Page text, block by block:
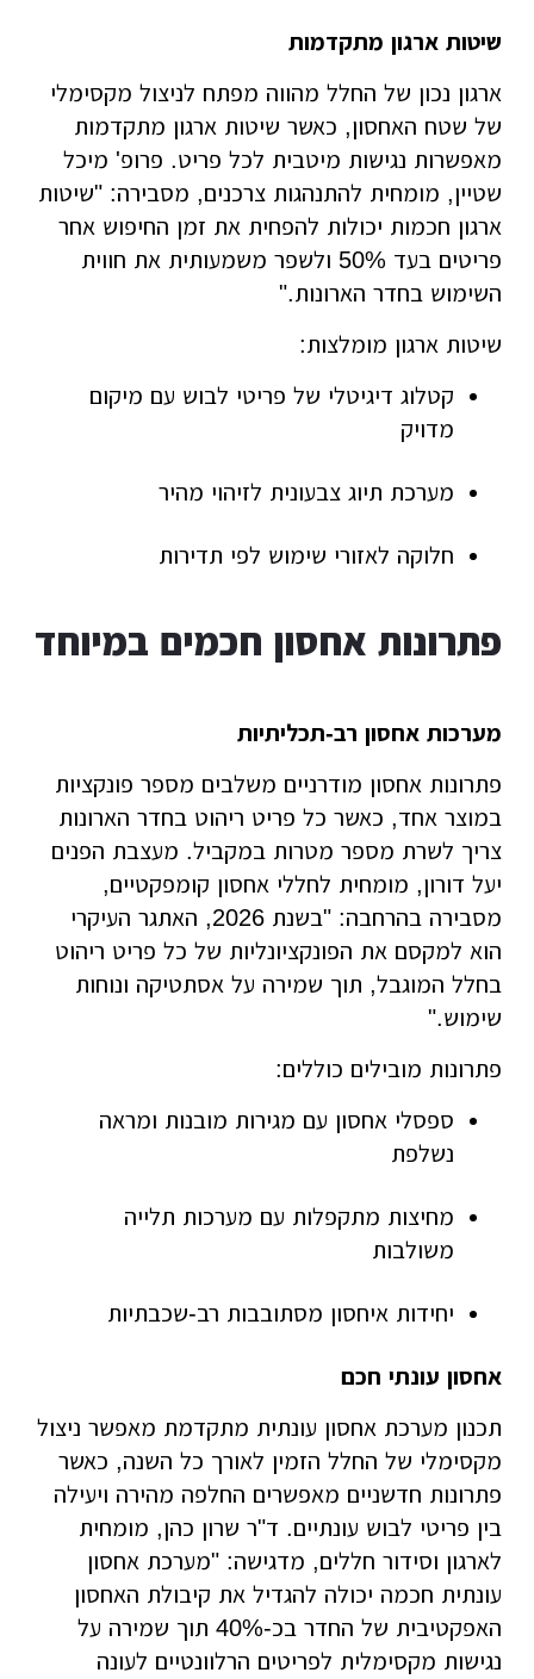
שיטות ארגון מתקדמות
ארגון נכון של החלל מהווה מפתח לניצול מקסימלי
של שטח האחסון, כאשר שיטות ארגון מתקדמות
מאפשרות נגישות מיטבית לכל פריט. פרופ' מיכל
שטיין, מומחית להתנהגות צרכנים, מסבירה: "שיטות
ארגון חכמות יכולות להפחית את זמן החיפוש אחר
פריטים בעד 50% ולשפר משמעותית את חווית
השימוש בחדר הארונות."
שיטות ארגון מומלצות:
קטלוג דיגיטלי של פריטי לבוש עם מיקום
מדויק
מערכת תיוג צבעונית לזיהוי מהיר
חלוקה לאזורי שימוש לפי תדירות
פתרונות אחסון חכמים במיוחד
מערכות אחסון רב-תכליתיות
פתרונות אחסון מודרניים משלבים מספר פונקציות
במוצר אחד, כאשר כל פריט ריהוט בחדר הארונות
צריך לשרת מספר מטרות במקביל. מעצבת הפנים
יעל דורון, מומחית לחללי אחסון קומפקטיים,
מסבירה בהרחבה: "בשנת 2026, האתגר העיקרי
הוא למקסם את הפונקציונליות של כל פריט ריהוט
בחלל המוגבל, תוך שמירה על אסתטיקה ונוחות
שימוש."
פתרונות מובילים כוללים:
ספסלי אחסון עם מגירות מובנות ומראה
נשלפת
מחיצות מתקפלות עם מערכות תלייה
משולבות
יחידות איחסון מסתובבות רב-שכבתיות
אחסון עונתי חכם
תכנון מערכת אחסון עונתית מתקדמת מאפשר ניצול
מקסימלי של החלל הזמין לאורך כל השנה, כאשר
פתרונות חדשניים מאפשרים החלפה מהירה ויעילה
בין פריטי לבוש עונתיים. ד"ר שרון כהן, מומחית
לארגון וסידור חללים, מדגישה: "מערכת אחסון
עונתית חכמה יכולה להגדיל את קיבולת האחסון
האפקטיבית של החדר בכ-40% תוך שמירה על
נגישות מקסימלית לפריטים הרלוונטיים לעונה